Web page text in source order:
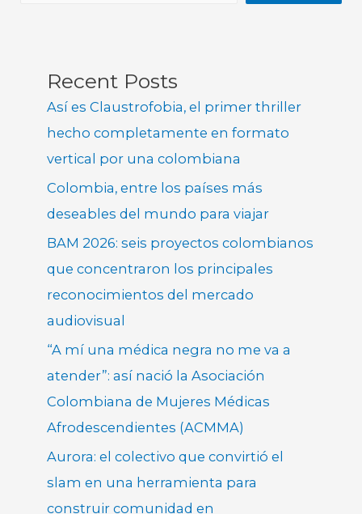
Recent Posts
Así es Claustrofobia, el primer thriller
hecho completamente en formato
vertical por una colombiana
Colombia, entre los países más
deseables del mundo para viajar
BAM 2026: seis proyectos colombianos
que concentraron los principales
reconocimientos del mercado
audiovisual
“A mí una médica negra no me va a
atender”: así nació la Asociación
Colombiana de Mujeres Médicas
Afrodescendientes (ACMMA)
Aurora: el colectivo que convirtió el
slam en una herramienta para
construir comunidad en